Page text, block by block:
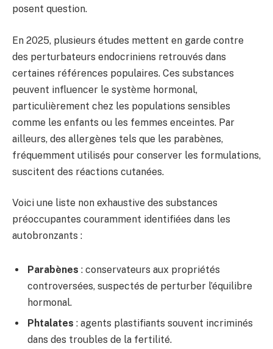
posent question.
En 2025, plusieurs études mettent en garde contre
des perturbateurs endocriniens retrouvés dans
certaines références populaires. Ces substances
peuvent influencer le système hormonal,
particulièrement chez les populations sensibles
comme les enfants ou les femmes enceintes. Par
ailleurs, des allergènes tels que les parabènes,
fréquemment utilisés pour conserver les formulations,
suscitent des réactions cutanées.
Voici une liste non exhaustive des substances
préoccupantes couramment identifiées dans les
autobronzants :
Parabènes : conservateurs aux propriétés
controversées, suspectés de perturber l’équilibre
hormonal.
Phtalates : agents plastifiants souvent incriminés
dans des troubles de la fertilité.